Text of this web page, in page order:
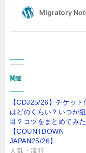
関連
【CDJ25/26】チケット
はどのくらい？いつが
目？コツをまとめてみた
【COUNTDOWN
JAPAN25/26】
人気・流行